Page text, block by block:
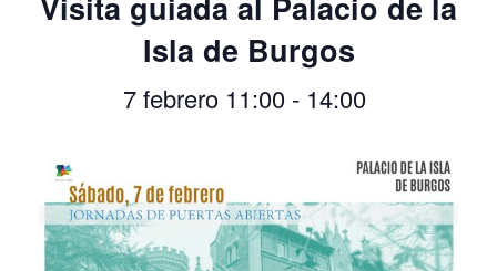
Isla de Burgos
7 febrero 11:00-14:00